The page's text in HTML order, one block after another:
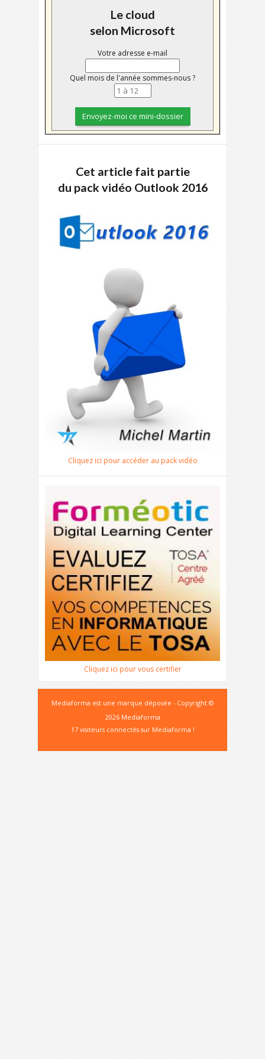
Le cloud
selon Microsoft
Votre adresse e-mail
Quel mois de l'année sommes-nous ?
Cet article fait partie
du pack vidéo Outlook 2016
Cliquez ici pour accéder au pack vidéo
Cliquez ici pour vous certifier
Mediaforma est une marque déposée - Copyright ©
2026 Mediaforma
17 visiteurs connectés sur Mediaforma !